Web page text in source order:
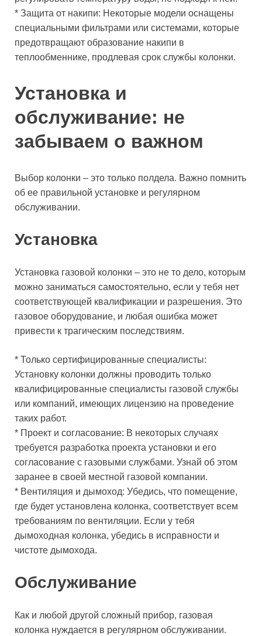
* Защита от накипи: Некоторые модели оснащены
специальными фильтрами или системами, которые
предотвращают образование накипи в
теплообменнике, продлевая срок службы колонки.
Установка и
обслуживание: не
забываем о важном
Выбор колонки – это только полдела. Важно помнить
об ее правильной установке и регулярном
обслуживании.
Установка
Установка газовой колонки – это не то дело, которым
можно заниматься самостоятельно, если у тебя нет
соответствующей квалификации и разрешения. Это
газовое оборудование, и любая ошибка может
привести к трагическим последствиям.
* Только сертифицированные специалисты:
Установку колонки должны проводить только
квалифицированные специалисты газовой службы
или компаний, имеющих лицензию на проведение
таких работ.
* Проект и согласование: В некоторых случаях
требуется разработка проекта установки и его
согласование с газовыми службами. Узнай об этом
заранее в своей местной газовой компании.
* Вентиляция и дымоход: Убедись, что помещение,
где будет установлена колонка, соответствует всем
требованиям по вентиляции. Если у тебя
дымоходная колонка, убедись в исправности и
чистоте дымохода.
Обслуживание
Как и любой другой сложный прибор, газовая
колонка нуждается в регулярном обслуживании.